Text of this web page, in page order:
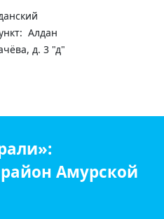
Алдан
д. 3 "д"
Амурской